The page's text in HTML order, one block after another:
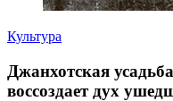
Культура
Джанхотская
воссоздает дух